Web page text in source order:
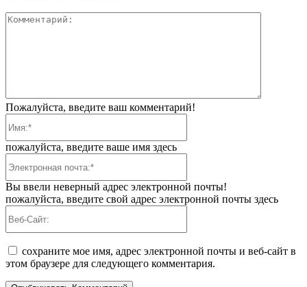
Пожалуйста, введите ваш комментарий!
пожалуйста, введите ваше имя здесь
Вы ввели неверный адрес электронной почты!
пожалуйста, введите свой адрес электронной почты здесь
сохраните мое имя, адрес электронной почты и веб-сайт в
этом браузере для следующего комментария.